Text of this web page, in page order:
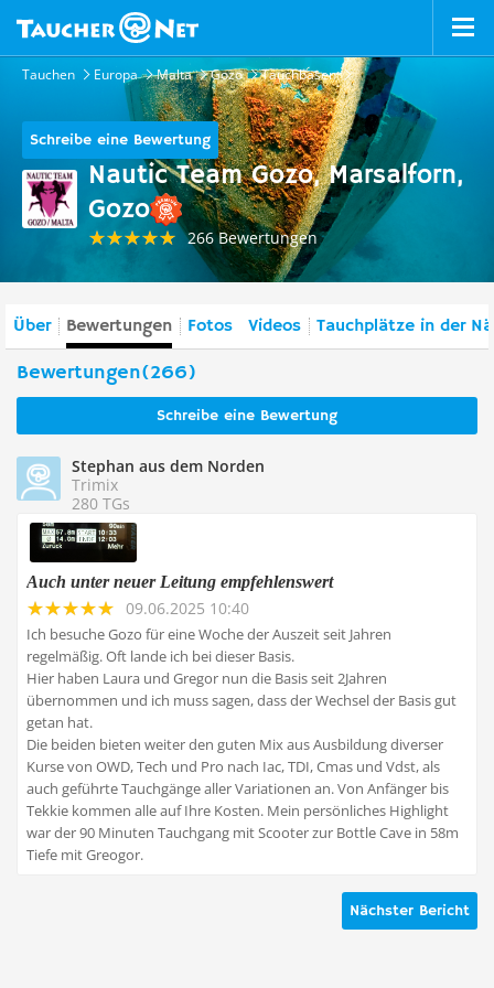
Tauchen Europa Malta Gozo Tauchbasen
Schreibe eine Bewertung
Nautic Team Gozo, Marsalforn,
Gozo
266 Bewertungen
Über Bewertungen Fotos Videos Tauchplätze in der
Bewertungen(266)
Schreibe eine Bewertung
Stephan aus dem Norden
Trimix
280 TGs
Auch unter neuer Leitung empfehlenswert
09.06.2025 10:40
Ich besuche Gozo für eine Woche der Auszeit seit Jahren
regelmäßig. Oft lande ich bei dieser Basis.
Hier haben Laura und Gregor nun die Basis seit 2Jahren
übernommen und ich muss sagen, dass der Wechsel der Basis gut
getan hat.
Die beiden bieten weiter den guten Mix aus Ausbildung diverser
Kurse von OWD, Tech und Pro nach Iac, TDI, Cmas und Vdst, als
auch geführte Tauchgänge aller Variationen an. Von Anfänger bis
Tekkie kommen alle auf Ihre Kosten. Mein persönliches Highlight
war der 90 Minuten Tauchgang mit Scooter zur Bottle Cave in 58m
Tiefe mit Greogor.
Nächster Bericht